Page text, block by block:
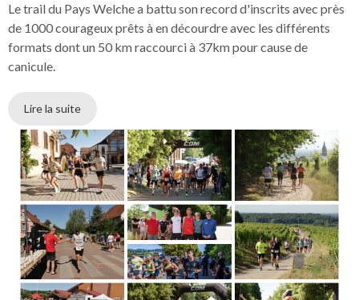
Le trail du Pays Welche a battu son record d'inscrits avec près
de 1000 courageux prêts à en décourdre avec les différents
formats dont un 50 km raccourci à 37km pour cause de
canicule.
Lire la suite